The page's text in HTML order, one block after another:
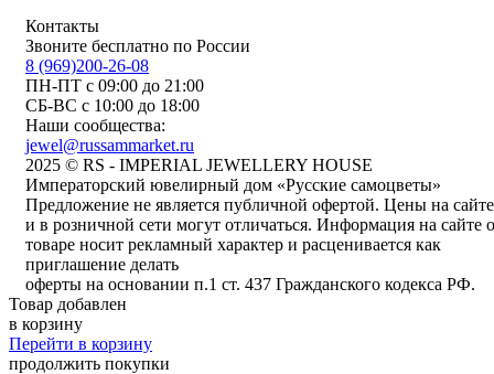
Контакты
Звоните бесплатно по России
8 (969)200-26-08
ПН-ПТ с 09:00 до 21:00
СБ-ВС с 10:00 до 18:00
Наши сообщества:
jewel@russammarket.ru
2025 © RS - IMPERIAL JEWELLERY HOUSE
Императорский ювелирный дом «Русские самоцветы»
Предложение не является публичной офертой. Цены на сайте
и в розничной сети могут отличаться. Информация на сайте о
товаре носит рекламный характер и расценивается как
приглашение делать
оферты на основании п.1 ст. 437 Гражданского кодекса РФ.
Товар добавлен
в корзину
Перейти в корзину
продолжить покупки